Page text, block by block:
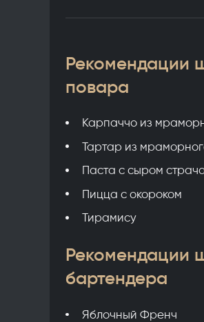
Рекомендации
повара
Карпаччо из
Тартар из
Паста с сыром
Пицца с окороком
Тирамису
Рекомендации
бартендера
Яблочный Френч